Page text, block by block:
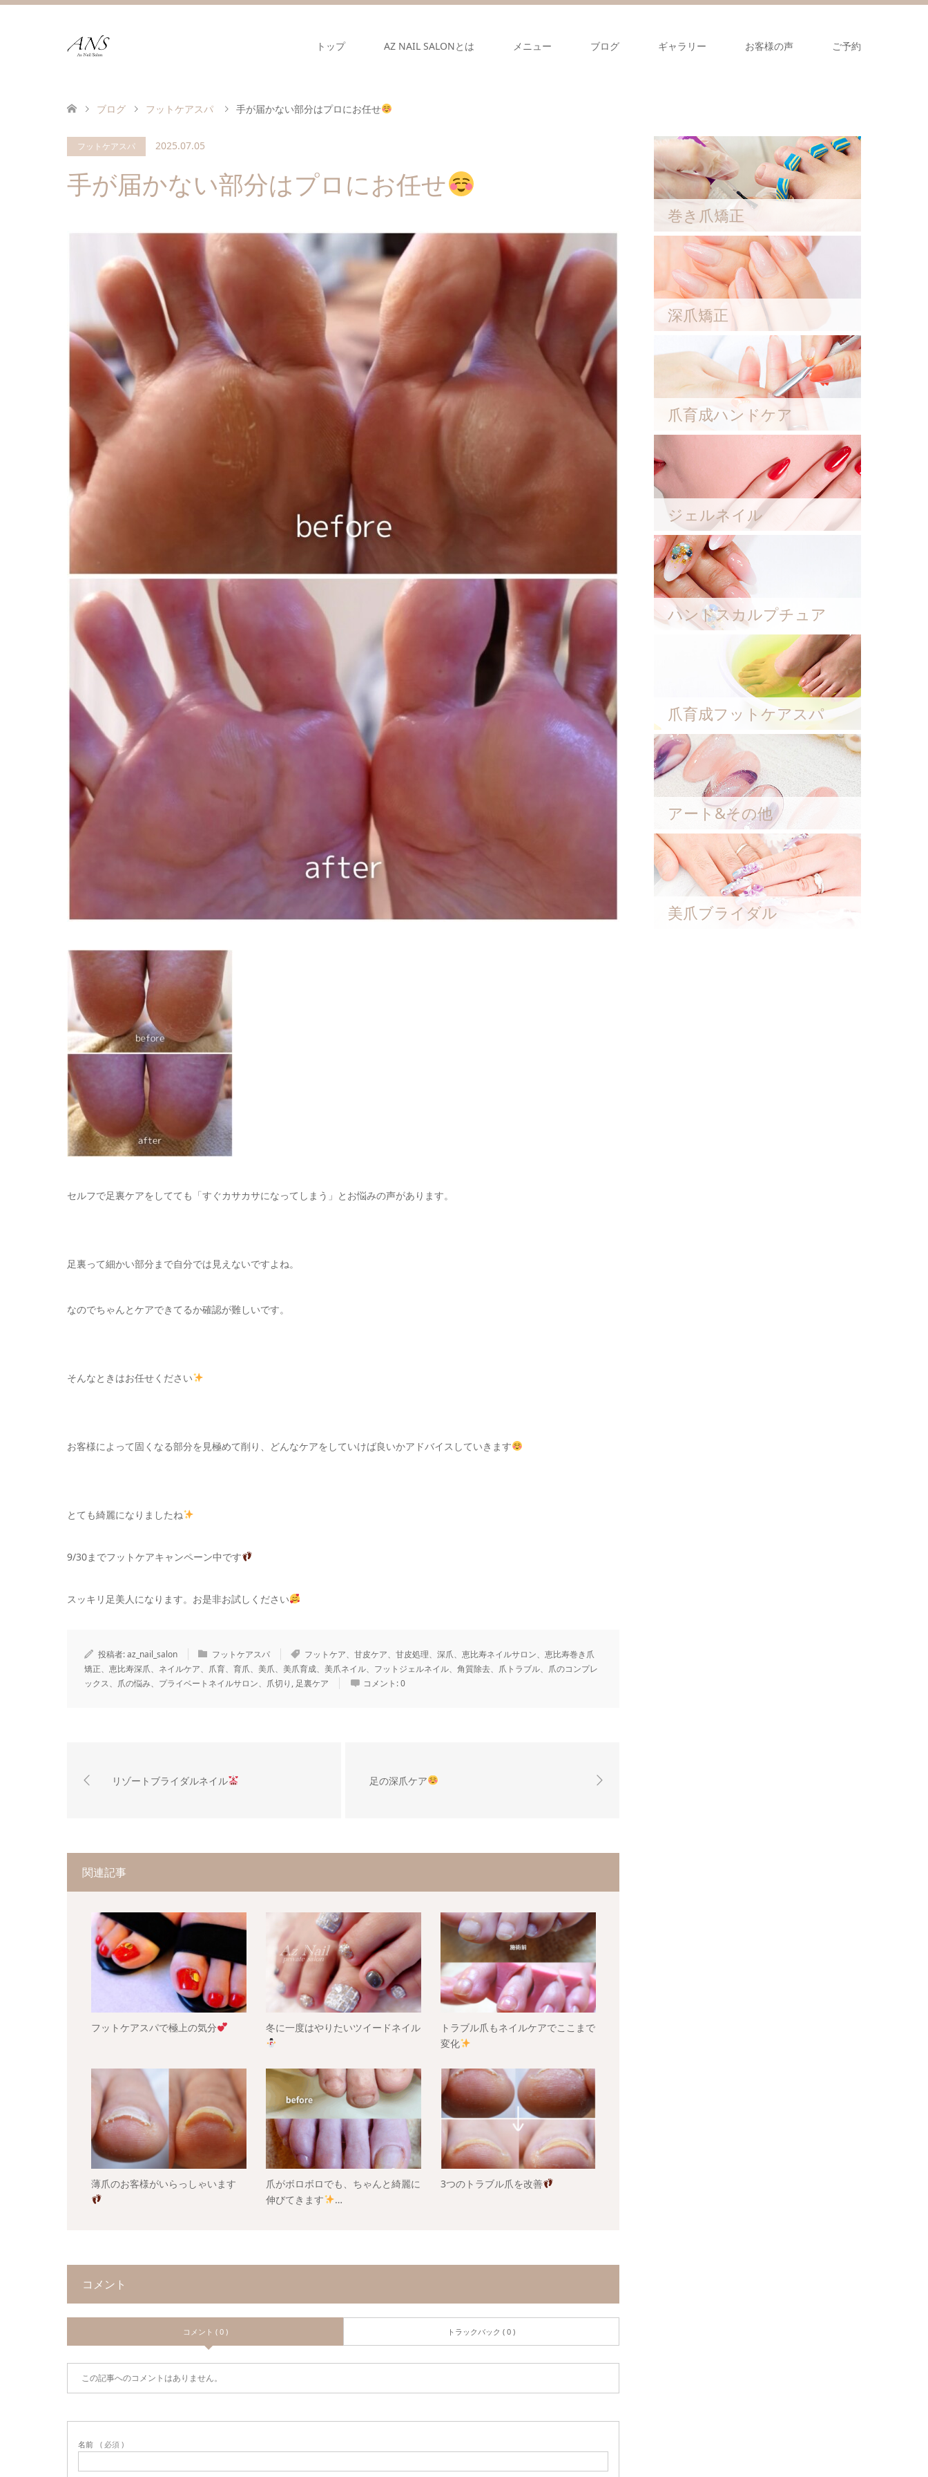
トップ AZ NAIL SALONとは メニュー ブログ ギャラリー お客様の声 ご予約
ブログ フットケアスパ 手が届かない部分はプロにお任せ
フットケアスパ 2025.07.05
手が届かない部分はプロにお任せ
セルフで足裏ケアをしてても「すぐカサカサになってしまう」とお悩みの声があります。
足裏って細かい部分まで自分では見えないですよね。
なのでちゃんとケアできてるか確認が難しいです。
そんなときはお任せください
お客様によって固くなる部分を見極めて削り、どんなケアをしていけば良いかアドバイスしていきます
とても綺麗になりましたね
9/30までフットケアキャンペーン中です
スッキリ足美人になります。お是非お試しください
投稿者:az_nail_salon フットケアスパ
フットケア、甘皮ケア、甘皮処理、深爪、恵比寿ネイルサロン、恵比寿巻き爪
矯正、恵比寿深爪、ネイルケア、爪育、育爪、美爪、美爪育成、美爪ネイル、フットジェルネイル、角質除去、爪トラブル、爪のコンプレ
ックス、爪の悩み、プライベートネイルサロン、爪切り , 足裏ケア コメント:0
リゾートブライダルネイル 足の深爪ケア
関連記事
フットケアスパで極上の気分 冬に一度はやりたいツイードネイル
トラブル爪もネイルケアでここまで
変化
薄爪のお客様がいらっしゃいます
爪がボロボロでも、ちゃんと綺麗に
伸びてきます
…
3つのトラブル爪を改善
コメント
コメント ( 0 ) トラックバック ( 0 )
この記事へのコメントはありません。
名前 ( 必須 )
巻き爪矯正
深爪矯正
爪育成ハンドケア
ジェルネイル
ハンドスカルプチュア
爪育成フットケアスパ
アート&その他
美爪ブライダル